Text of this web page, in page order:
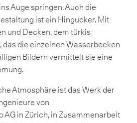
Auge springen. Auch die
ist ein Hingucker. Mit
und Decken, dem türkis
die einzelnen Wasserbecken
Bildern vermittelt sie eine
Atmosphäre ist das Werk der
von
AG in Zürich, in Zusammenarbeit